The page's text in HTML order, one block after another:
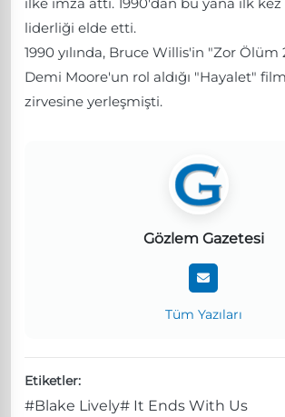
liderliği elde etti.
1990 yılında, Bruce Willis'in "Zor
Demi Moore'un rol aldığı "Hayalet"
zirvesine yerleşmişti.
Gözlem Gazetesi
Tüm Yazıları
Etiketler:
#Blake Lively# It Ends With Us